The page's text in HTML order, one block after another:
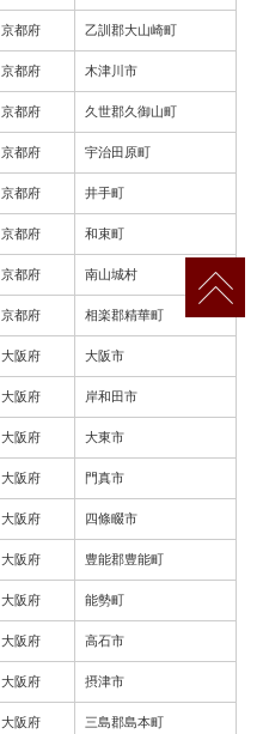
京都府 乙訓郡大山崎町
京都府 木津川市
京都府 久世郡久御山町
京都府 宇治田原町
京都府 井手町
京都府 和束町
京都府 南山城村
京都府 相楽郡精華町
大阪府 大阪市
大阪府 岸和田市
大阪府 大東市
大阪府 門真市
大阪府 四條畷市
大阪府 豊能郡豊能町
大阪府 能勢町
大阪府 高石市
大阪府 摂津市
大阪府 三島郡島本町